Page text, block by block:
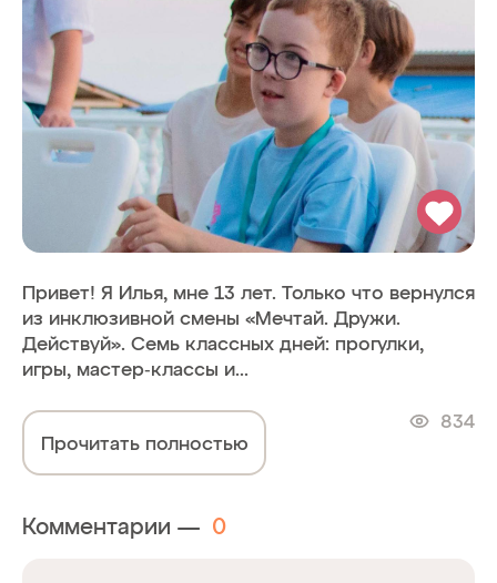
Привет! Я Илья, мне 13 лет. Только что вернулся
из инклюзивной смены «Мечтай. Дружи.
Действуй». Семь классных дней: прогулки,
игры, мастер‑классы и...
Прочитать полностью
834
Комментарии — 0